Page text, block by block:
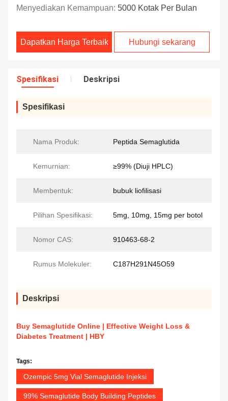
Menyediakan Kemampuan: 5000 Kotak Per Bulan
Dapatkan Harga Terbaik Hubungi sekarang
Spesifikasi Deskripsi
Spesifikasi
Nama Produk: Peptida Semaglutida
Kemurnian: ≥99% (Diuji HPLC)
Membentuk: bubuk liofilisasi
Pilihan Spesifikasi: 5mg, 10mg, 15mg per botol
Nomor CAS: 910463-68-2
Rumus Molekuler: C187H291N45O59
Deskripsi
Buy Semaglutide Online | Effective Weight Loss &
Diabetes Treatment | HBY
Tags:
Ozempic 5mg Vial Semaglutide Injeksi
99% Semaglutide Body Building Peptides